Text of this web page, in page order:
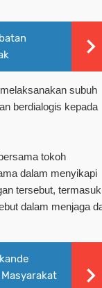
subuh
berdialogis kepada
tokoh
dalam menyikapi
tersebut, termasuk
dalam menjaga